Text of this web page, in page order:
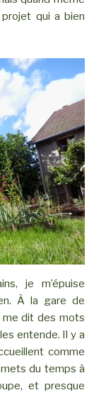
qui a bien
je m’épuise
À la gare de
me dit des mots
entende. Il y a
comme
du temps à
et presque